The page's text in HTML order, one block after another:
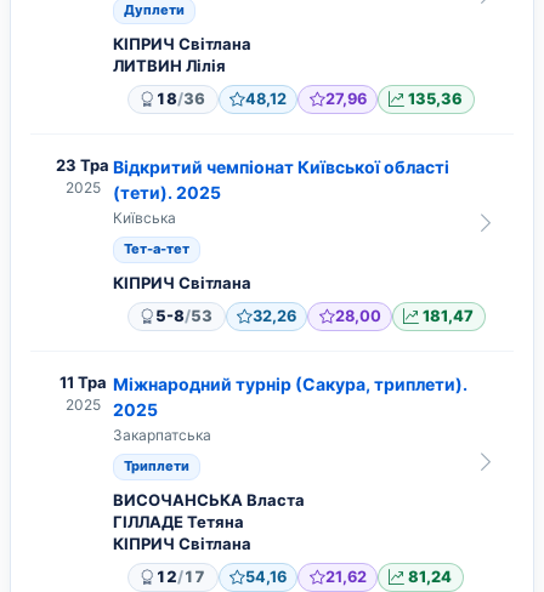
Дуплети
КІПРИЧ Світлана
ЛИТВИН Лілія
18/36 48,12 27,96 135,36
23 Тра
2025
Відкритий чемпіонат Київської області
(тети). 2025
Київська
Тет-а-тет
КІПРИЧ Світлана
5-8/53 32,26 28,00 181,47
11 Тра
2025
Міжнародний турнір (Сакура, триплети).
2025
Закарпатська
Триплети
ВИСОЧАНСЬКА Власта
ГІЛЛАДЕ Тетяна
КІПРИЧ Світлана
12/17 54,16 21,62 81,24